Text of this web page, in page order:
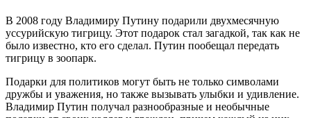
В 2008 году Владимиру Путину подарили двухмесячную
уссурийскую тигрицу. Этот подарок стал загадкой, так как не
было известно, кто его сделал. Путин пообещал передать
тигрицу в зоопарк.
Подарки для политиков могут быть не только символами
дружбы и уважения, но также вызывать улыбки и удивление.
Владимир Путин получал разнообразные и необычные